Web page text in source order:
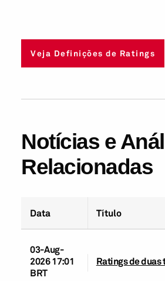
Veja Definições de Ratings
Notícias e
Relacionadas
Data Título
03-Aug-
2026 17:01
BRT
Ratings de duas